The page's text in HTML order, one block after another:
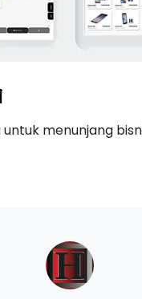
menunjang